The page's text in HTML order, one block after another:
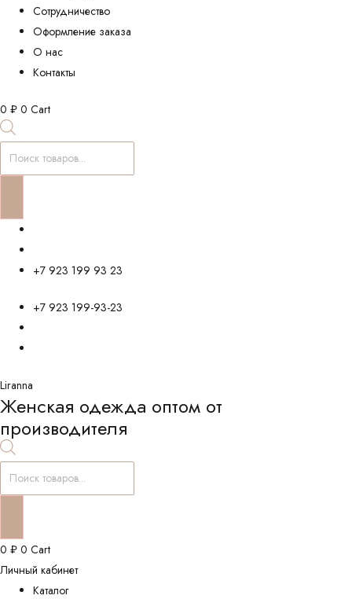
Сотрудничество
Оформление заказа
О нас
Контакты
0 ₽ 0 Cart
Поиск
товаров
+7 923 199 93 23
+7 923 199-93-23
Liranna
Женская одежда оптом от
производителя
Поиск
товаров
0 ₽ 0 Cart
Личный кабинет
Каталог